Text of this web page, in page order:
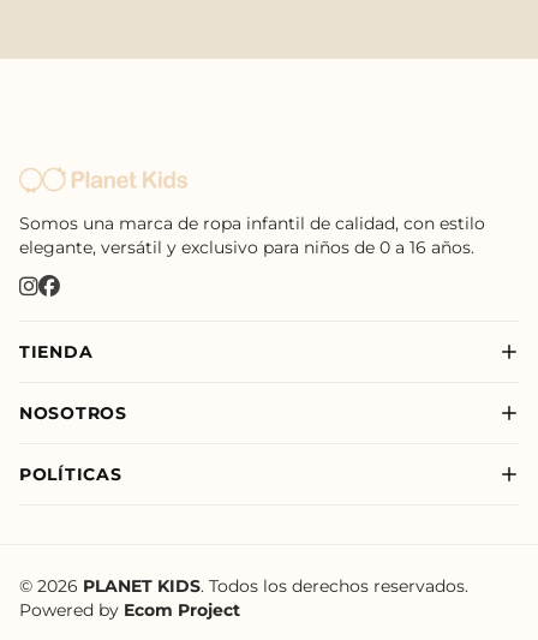
Somos una marca de ropa infantil de calidad, con estilo
elegante, versátil y exclusivo para niños de 0 a 16 años.
TIENDA
Niño
NOSOTROS
Nuestras Tiendas
POLÍTICAS
Política de Tratamiento de Datos de Planet Kids
Términos y Condiciones
© 2026 PLANET KIDS. Todos los derechos reservados.
Powered by Ecom Project